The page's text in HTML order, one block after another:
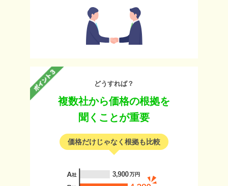
どうすれば？
複数社から価格の根拠を
聞くことが重要
価格だけじゃなく根拠も比較